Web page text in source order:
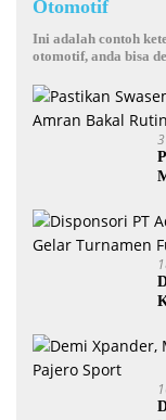
Otomotif
Ini adalah contoh
otomotif, anda bisa